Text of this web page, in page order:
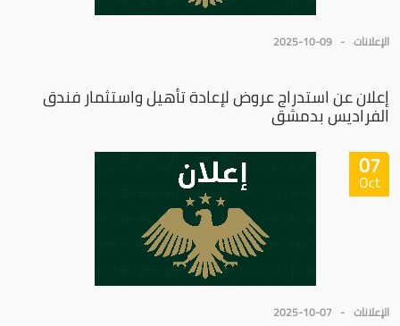
الإعلانات 2025-10-09
إعلان عن استدراج عروض لإعادة تأهيل واستثمار فندق
الفراديس بدمشق
07
Oct
الإعلانات 2025-10-07